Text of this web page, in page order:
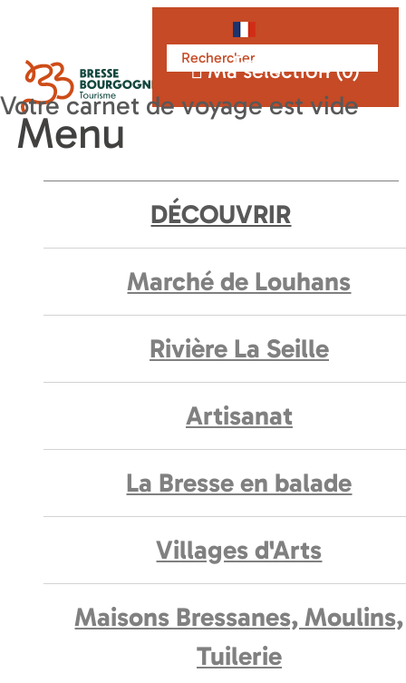
Français
Ma sélection (0)
Menu
DÉCOUVRIR
Marché de Louhans
Rivière La Seille
Artisanat
La Bresse en balade
Villages d'Arts
Maisons Bressanes, Moulins,
Tuilerie